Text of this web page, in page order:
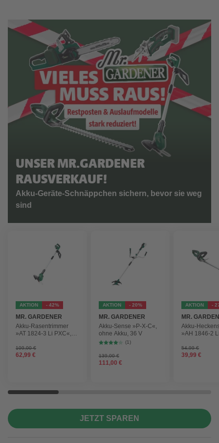
UNSER MR.GARDENER
RAUSVERKAUF!
Akku-Geräte-Schnäppchen sichern, bevor sie weg
sind
AKTION - 42%
MR. GARDENER
Akku-Rasentrimmer
»AT 1824-3 Li PXC«,
109,00 €
62,99 €
AKTION - 20%
MR. GARDENER
Akku-Sense »P-X-C«,
ohne Akku, 36 V
(1)
139,00 €
111,00 €
AKTION -
MR.
Akku-
»AH 1846-2
54,99 €
39,99 €
JETZT SPAREN